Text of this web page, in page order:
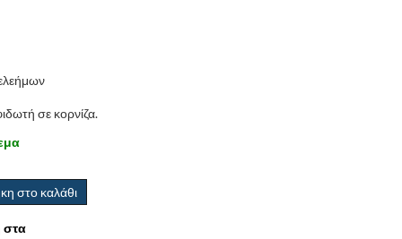
σε κορνίζα.
στο καλάθι
στα